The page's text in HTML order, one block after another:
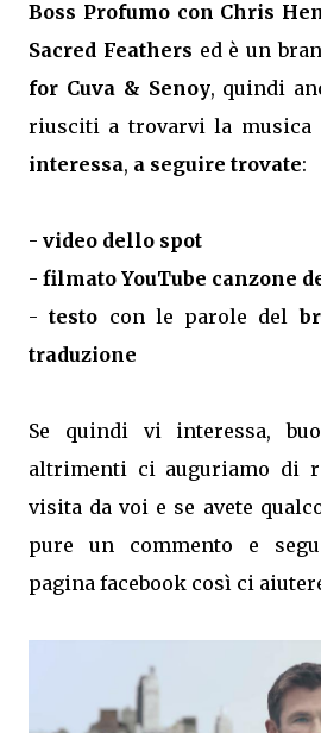
Boss Profumo con Chris
Sacred Feathers ed è un
for Cuva & Senoy, quindi
riusciti a trovarvi la musica
interessa, a seguire trovate:
- video dello spot
- filmato YouTube canzone
-testo con le parole del
traduzione
Se quindi vi interessa,
altrimenti ci auguriamo di
visita da voi e se avete
pure un commento e
pagina facebook così ci